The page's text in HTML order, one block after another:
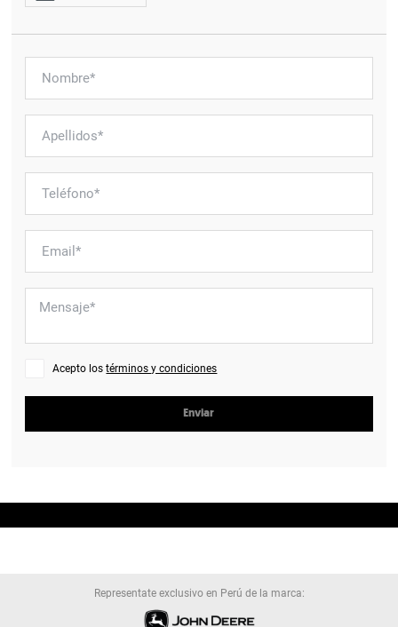
Acepto lostérminos y condiciones
Enviar
Representate exclusivo en Perú de la marca: